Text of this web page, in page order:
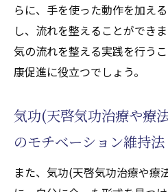
らに、手を使った動作を加え
し、流れを整えることができ
気の流れを整える実践を行う
康促進に役立つでしょう。
気功(天啓気功治療や療
のモチベーション維持法
また、気功(天啓気功治療や療